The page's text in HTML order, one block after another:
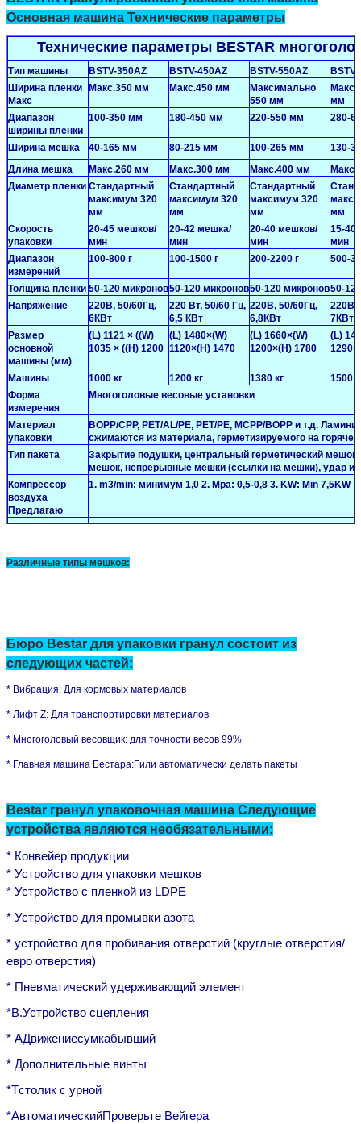
Мы скоро тебе перезвоним!
Отправить
Основная машина Технические параметры
Технические параметры BESTAR
Тип машины BSTV-350AZ BSTV-450AZ BSTV-550AZ
Ширина пленки
Макс
Макс.350 мм Макс.450 мм
Максимально
550 мм
мм
Диапазон
ширины пленки
100-350 мм 180-450 мм 220-550 мм 280-
Ширина мешка 40-165 мм 80-215 мм 100-265 мм
130-
Длина мешка
Макс.260 мм Макс.300 мм Макс.400 мм
Диаметр пленки Стандартный
максимум 320
мм
Стандартный
максимум 320
мм
Стандартный
максимум 320
мм
мм
Скорость
упаковки
20-45 мешков/
мин
20-42 мешка/
мин
20-40 мешков/
мин
15-40
мин
Диапазон
измерений
100-800 г 100-1500 г 200-2200 г 500-
Толщина пленки 50-120 микронов50-120 микронов50-120 микронов50-
Напряжение
220В, 50/60Гц,
6КВт
220 Вт, 50/60 Гц,
6,5 КВт
220В, 50/60Гц,
6,8КВт
220В,
7КВт
Размер
основной
машины (мм)
(L) 1121 × ((W)
1035 × ((H) 1200
(L) 1480×(W)
1120×(H) 1470
(L) 1660×(W)
1200×(H) 1780
(L)
Машины 1000 кг 1200 кг 1380 кг
1500
Форма
измерения
Многоголовые весовые установки
Материал
упаковки
BOPP/CPP, PET/AL/PE, PET/PE, MCPP/BOPP и т.д.
сжимаются из материала, герметизируемого на
Тип пакета
Закрытие подушки, центральный герметический
мешок, непрерывные мешки (ссылки на мешки), удар и
Компрессор
воздуха
Предлагаю
1. m3/min: минимум 1,0 2. Mpa: 0,5-0,8 3. KW: Min 7,5KW
Примечание
1Машинное напряжение 220 В, однофазное, можно
Различные типы мешков:
Бюро Bestar для упаковки гранул состоит из
следующих частей:
* Вибрация: Для кормовых материалов
* Лифт Z: Для транспортировки материалов
* Многоголовый весовщик: для точности весов 99%
* Главная машина Бестара:Fили автоматически делать пакеты
Bestar гранул упаковочная машина Следующие
устройства являются необязательными:
* Конвейер продукции
* Устройство для упаковки мешков
* Устройство с пленкой из LDPE
* Устройство для промывки азота
* устройство для пробивания отверстий (круглые отверстия/
евро отверстия)
* Пневматический удерживающий элемент
*В.Устройство сцепления
* АДвижениесумкабывший
* Дополнительные винты
*Tстолик с урной
*АвтоматическийПроверьте Вейгера